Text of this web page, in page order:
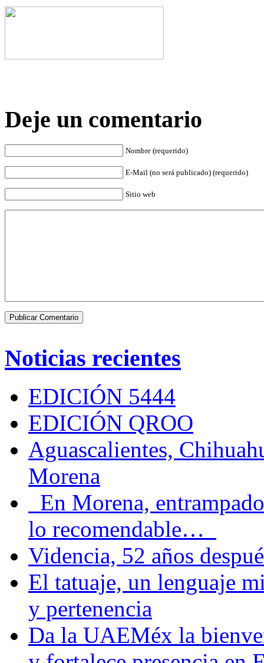
Deje un comentario
Nombre (requerido)
E-Mail (no será publicado) (requerido)
Sitio web
Noticias recientes
EDICIÓN 5444
EDICIÓN QROO
Aguascalientes,
Morena
En Morena,
lo recomendable…
Videncia, 52 años
El tatuaje, un lenguaje
y pertenencia
Da la UAEMéx la